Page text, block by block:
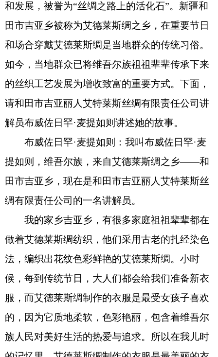
和发展，被誉为“丝绸之路上的活化石”。新疆和
田市吉亚乡被称为艾德莱斯绸之乡，在重要节日
和场合穿戴艾德莱斯绸是当地群众的传统习俗。
如今，当地群众已将维吾尔族祖祖辈辈传承下来
的丝织工艺发展为增收致富的重要方式。下面，
请和田市吉亚丽人艾特莱斯丝绸有限责任公司讲
解员布威佐日罕·麦提如则讲述她的故事。
布威佐日罕·麦提如则：我叫布威佐日罕·麦
提如则，维吾尔族，来自艾德莱斯绸之乡——和
田市吉亚乡，现在是和田市吉亚丽人艾特莱斯丝
绸有限责任公司的一名讲解员。
我的家乡吉亚乡，有很多家庭祖祖辈辈都在
做着艾德莱斯绸纺织，他们采用古老的扎经染色
法，编织出花纹色彩鲜艳的艾德莱斯绸。小时
候，每到传统节日，大人们都会给我们准备新衣
服，而艾德莱斯绸制作的衣服是最受女孩子喜欢
的，因为它质地柔软，色彩艳丽，包含着维吾尔
族人民对美好生活的热爱与追求。所以在我儿时